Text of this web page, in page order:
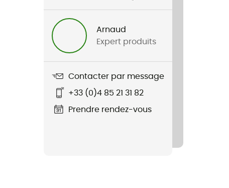
Arnaud
Expert produits
Contacter par message
+33 (0)4 85 21 31 82
Prendre rendez-vous